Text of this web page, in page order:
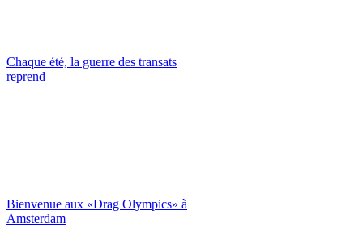
Chaque été, la guerre des transats
reprend
Bienvenue aux «Drag Olympics» à
Amsterdam